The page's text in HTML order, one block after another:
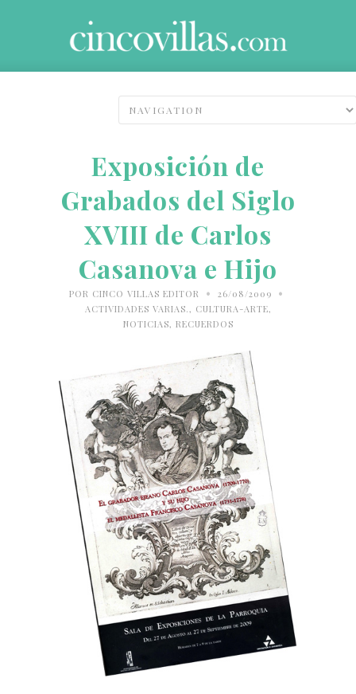
Exposición de
Grabados del Siglo
XVIII de Carlos
Casanova e Hijo
POR CINCO VILLAS EDITOR • 26/08/2009 •
ACTIVIDADES VARIAS. , CULTURA-ARTE,
NOTICIAS, RECUERDOS